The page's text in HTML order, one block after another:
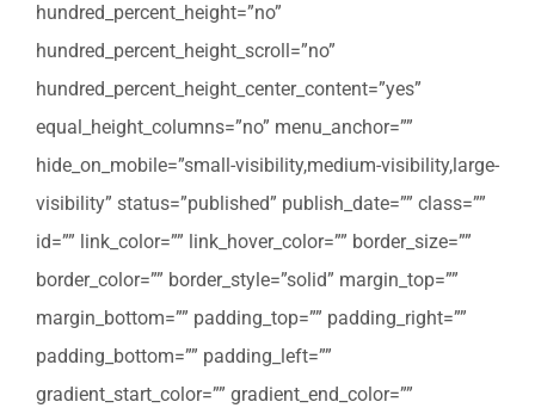
hundred_percent_height=”no”
hundred_percent_height_scroll=”no”
hundred_percent_height_center_content=”yes”
equal_height_columns=”no” menu_anchor=””
hide_on_mobile=”small-visibility,medium-visibility,large-
visibility” status=”published” publish_date=”” class=””
id=”” link_color=”” link_hover_color=”” border_size=””
border_color=”” border_style=”solid” margin_top=””
margin_bottom=”” padding_top=”” padding_right=””
padding_bottom=”” padding_left=””
gradient_start_color=”” gradient_end_color=””